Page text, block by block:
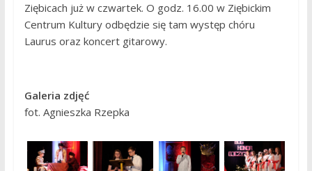
Ziębicach już w czwartek. O godz. 16.00 w Ziębickim
Centrum Kultury odbędzie się tam występ chóru
Laurus oraz koncert gitarowy.
Galeria zdjęć
fot. Agnieszka Rzepka